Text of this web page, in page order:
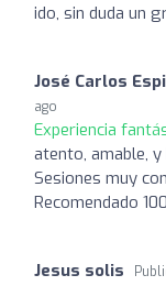
ido, sin duda un
José Carlos
ago
Experiencia
atento, amable,
Sesiones muy
Recomendado
Jesus solis